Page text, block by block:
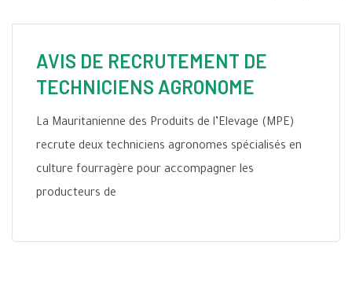
AVIS DE RECRUTEMENT DE
TECHNICIENS AGRONOME
La Mauritanienne des Produits de l’Elevage (MPE)
recrute deux techniciens agronomes spécialisés en
culture fourragère pour accompagner les
producteurs de